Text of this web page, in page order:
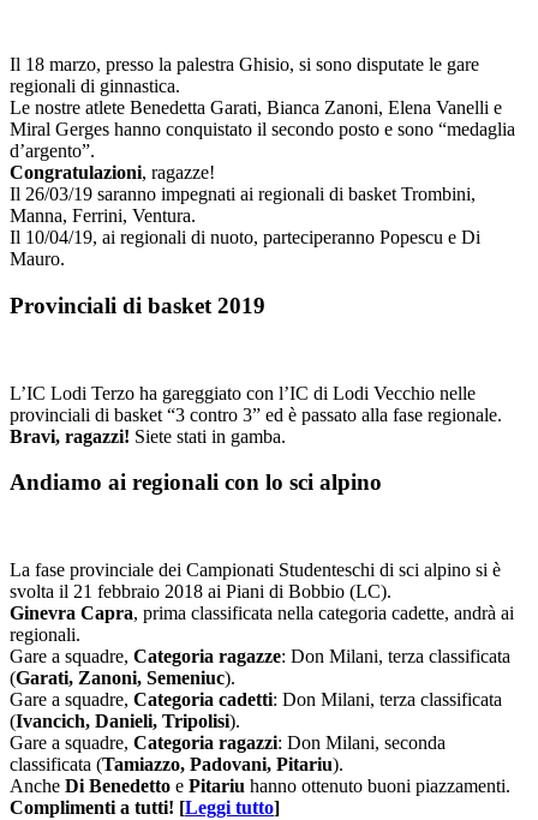
Il 18 marzo, presso la palestra Ghisio, si sono disputate le gare
regionali di ginnastica.
Le nostre atlete Benedetta Garati, Bianca Zanoni, Elena Vanelli e
Miral Gerges hanno conquistato il secondo posto e sono “medaglia
d’argento”.
Congratulazioni, ragazze!
Il 26/03/19 saranno impegnati ai regionali di basket Trombini,
Manna, Ferrini, Ventura.
Il 10/04/19, ai regionali di nuoto, parteciperanno Popescu e Di
Mauro.
Provinciali di basket 2019
L’IC Lodi Terzo ha gareggiato con l’IC di Lodi Vecchio nelle
provinciali di basket “3 contro 3” ed è passato alla fase regionale.
Bravi, ragazzi! Siete stati in gamba.
Andiamo ai regionali con lo sci alpino
La fase provinciale dei Campionati Studenteschi di sci alpino si è
svolta il 21 febbraio 2018 ai Piani di Bobbio (LC).
Ginevra Capra, prima classificata nella categoria cadette, andrà ai
regionali.
Gare a squadre, Categoria ragazze: Don Milani, terza classificata
(Garati, Zanoni, Semeniuc).
Gare a squadre, Categoria cadetti: Don Milani, terza classificata
(Ivancich, Danieli, Tripolisi).
Gare a squadre, Categoria ragazzi: Don Milani, seconda
classificata (Tamiazzo, Padovani, Pitariu).
Anche Di Benedetto e Pitariu hanno ottenuto buoni piazzamenti.
Complimenti a tutti! [Leggi tutto]